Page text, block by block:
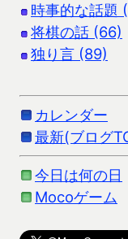
時事的な話題
将棋の話 (66)
独り言 (89)
カレンダー
最新(ブログ
今日は何の日
Mocoゲーム